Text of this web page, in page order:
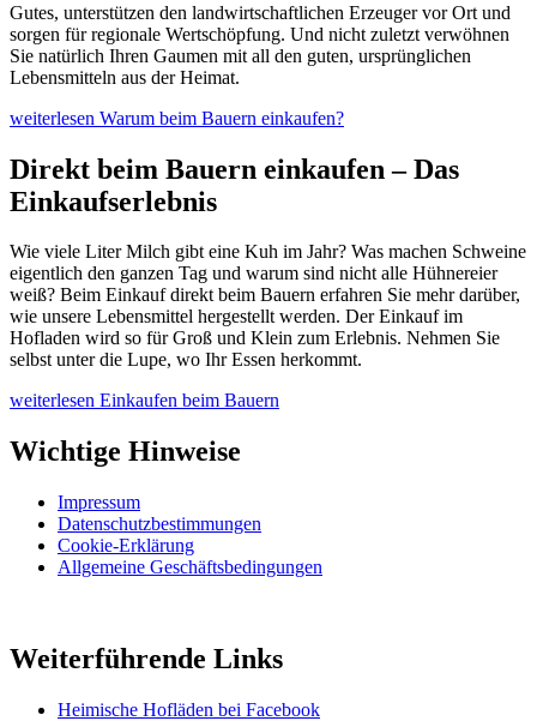
Gutes, unterstützen den landwirtschaftlichen Erzeuger vor Ort und
sorgen für regionale Wertschöpfung. Und nicht zuletzt verwöhnen
Sie natürlich Ihren Gaumen mit all den guten, ursprünglichen
Lebensmitteln aus der Heimat.
weiterlesen Warum beim Bauern einkaufen?
Direkt beim Bauern einkaufen – Das
Einkaufserlebnis
Wie viele Liter Milch gibt eine Kuh im Jahr? Was machen Schweine
eigentlich den ganzen Tag und warum sind nicht alle Hühnereier
weiß? Beim Einkauf direkt beim Bauern erfahren Sie mehr darüber,
wie unsere Lebensmittel hergestellt werden. Der Einkauf im
Hofladen wird so für Groß und Klein zum Erlebnis. Nehmen Sie
selbst unter die Lupe, wo Ihr Essen herkommt.
weiterlesen Einkaufen beim Bauern
Wichtige Hinweise
Impressum
Datenschutzbestimmungen
Cookie-Erklärung
Allgemeine Geschäftsbedingungen
Weiterführende Links
Heimische Hofläden bei Facebook